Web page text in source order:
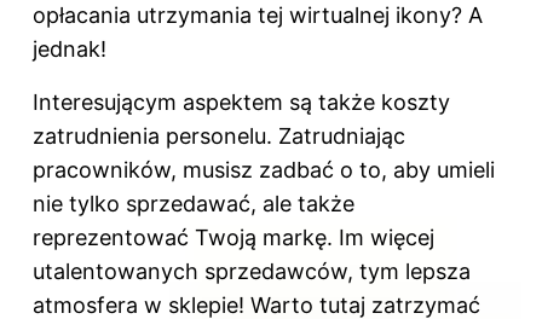
opłacania utrzymania tej wirtualnej ikony? A
jednak!
Interesującym aspektem są także koszty
zatrudnienia personelu. Zatrudniając
pracowników, musisz zadbać o to, aby umieli
nie tylko sprzedawać, ale także
reprezentować Twoją markę. Im więcej
utalentowanych sprzedawców, tym lepsza
atmosfera w sklepie! Warto tutaj zatrzymać